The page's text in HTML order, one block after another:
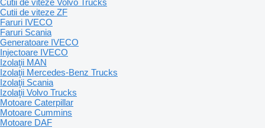
Cutii de viteze Volvo Trucks
Cutii de viteze ZF
Faruri IVECO
Faruri Scania
Generatoare IVECO
Injectoare IVECO
Izolaţii MAN
Izolaţii Mercedes-Benz Trucks
Izolaţii Scania
Izolaţii Volvo Trucks
Motoare Caterpillar
Motoare Cummins
Motoare DAF